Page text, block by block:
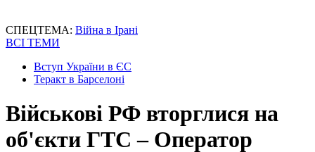
СПЕЦТЕМА: Війна в Ірані
ВСІ ТЕМИ
Вступ України в ЄС
Теракт в Барселоні
Військові РФ вторглися на
об'єкти ГТС – Оператор